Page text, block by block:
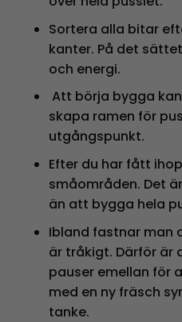
Sortera alla bitar
kanter. På det
och energi.
Att börja bygga
skapa ramen för
utgångspunkt.
Efter du har fått
småområden. Det
än att bygga hela
Ibland fastnar man
är tråkigt. Därför
pauser emellan för
med en ny fräsch
tanke.